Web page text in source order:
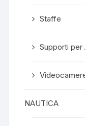
Staffe
Supporti per
NAUTICA